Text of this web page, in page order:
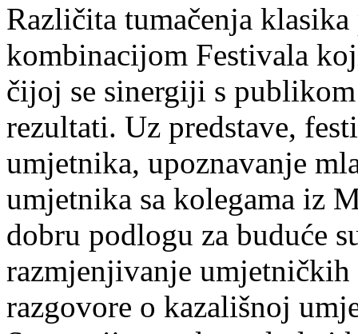
Različita tumačenja
kombinacijom Festivala
čijoj se sinergiji s
rezultati. Uz predstave,
umjetnika, upoznavanje
umjetnika sa kolegama iz
dobru podlogu za buduće
razmjenjivanje
razgovore o kazališnoj